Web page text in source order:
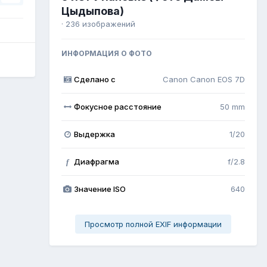
Цыдыпова)
· 236 изображений
ИНФОРМАЦИЯ О ФОТО
Сделано с Canon Canon EOS 7D
Фокусное расстояние 50 mm
Выдержка 1/20
f Диафрагма f/2.8
Значение ISO 640
Просмотр полной EXIF информации